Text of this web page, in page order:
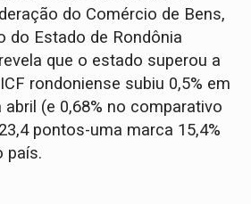
do Comércio de Bens,
do Estado de Rondônia
que o estado superou a
rondoniense subiu 0,5% em
(e 0,68% no comparativo
pontos-uma marca 15,4%
país.